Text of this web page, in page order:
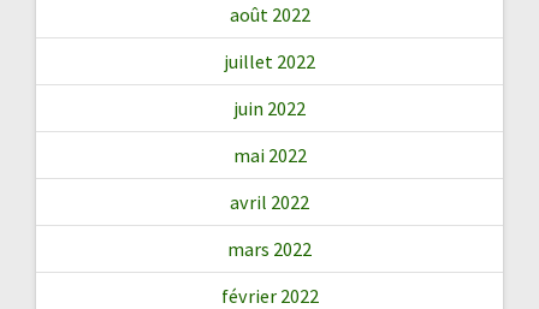
août 2022
juillet 2022
juin 2022
mai 2022
avril 2022
mars 2022
février 2022